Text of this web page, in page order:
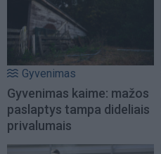
Gyvenimas
Gyvenimas kaime: mažos
paslaptys tampa dideliais
privalumais